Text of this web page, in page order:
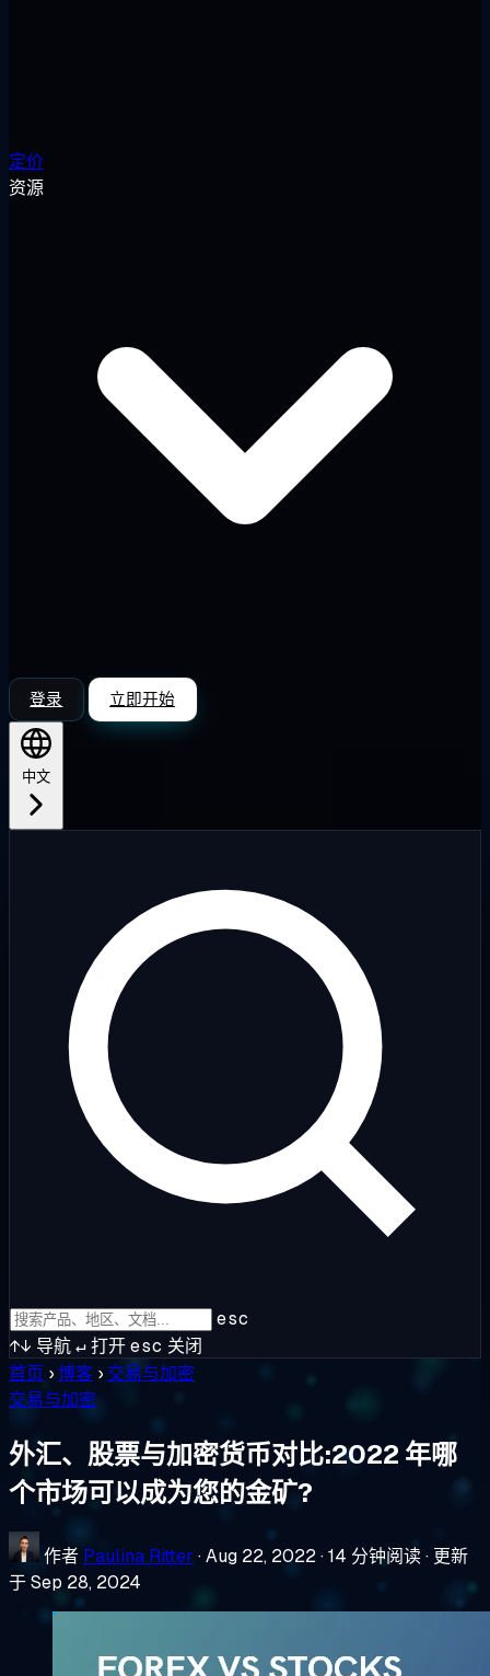
定价
资源
登录 立即开始
中文
esc
↑↓ 导航↵打开esc 关闭
首页 ›博客 › 交易与加密
交易与加密
外汇、股票与加密货币对比:2022 年哪
个市场可以成为您的金矿?
作者 Paulina Ritter ·Aug 22, 2022·14 分钟阅读· 更新
于 Sep 28, 2024